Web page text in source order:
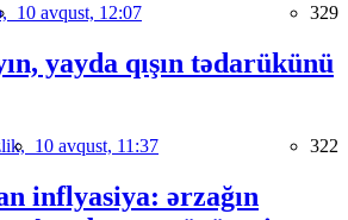
10 avqust, 12:07 329
yayda qışın tədarükünü
10 avqust, 11:37 322
inflyasiya: ərzağın